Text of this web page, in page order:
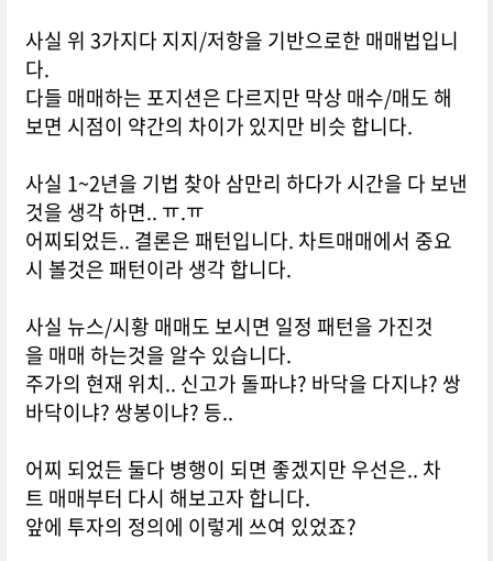
사실 위 3가지다 지지/저항을 기반으로한 매매법입니
다.
다들 매매하는 포지션은 다르지만 막상 매수/매도 해
보면 시점이 약간의 차이가 있지만 비슷 합니다.
사실 1~2년을 기법 찾아 삼만리 하다가 시간을 다 보낸
것을 생각 하면.. ㅠ.ㅠ
어찌되었든.. 결론은 패턴입니다. 차트매매에서 중요
시 볼것은 패턴이라 생각 합니다.
사실 뉴스/시황 매매도 보시면 일정 패턴을 가진것
을 매매 하는것을 알수 있습니다.
주가의 현재 위치.. 신고가 돌파냐? 바닥을 다지냐? 쌍
바닥이냐? 쌍봉이냐? 등..
어찌 되었든 둘다 병행이 되면 좋겠지만 우선은.. 차
트 매매부터 다시 해보고자 합니다.
앞에 투자의 정의에 이렇게 쓰여 있었죠?